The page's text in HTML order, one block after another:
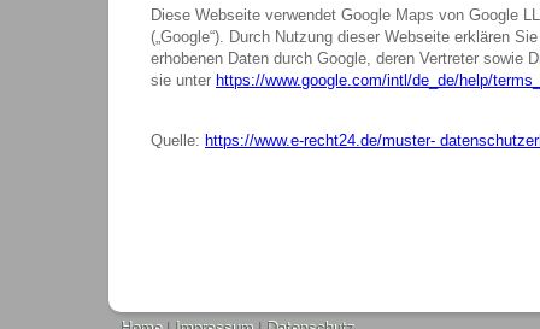
Diese Webseite verwendet Google Maps von Google
(„Google“). Durch Nutzung dieser Webseite erklären
erhobenen Daten durch Google, deren Vertreter sowie
sie unter https://www.google.com/intl/de_de/help/
Quelle: https://www.e-recht24.de/muster-